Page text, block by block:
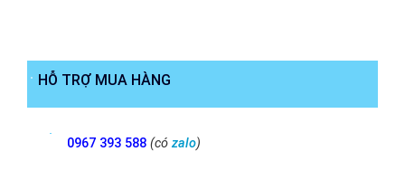
HỖ TRỢ MUA HÀNG
0967 393 588 (cózalo)